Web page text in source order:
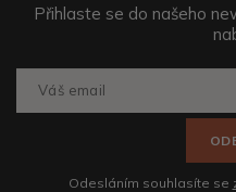
Přihlaste se do našeho
Odesláním souhlasíte se